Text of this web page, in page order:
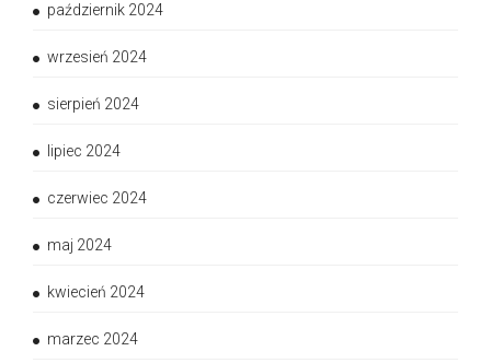
październik 2024
wrzesień 2024
sierpień 2024
lipiec 2024
czerwiec 2024
maj 2024
kwiecień 2024
marzec 2024